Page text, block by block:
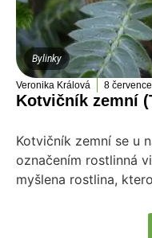
Bylinky
Veronika Králová 8
Kotvičník zemní
Kotvičník zemní se u
označením rostlinná
myšlena rostlina,